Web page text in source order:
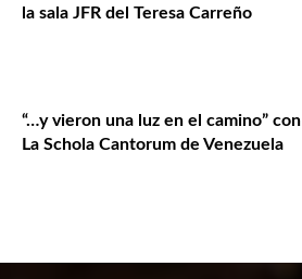
la sala JFR del Teresa Carreño
“…y vieron una luz en el camino” con
La Schola Cantorum de Venezuela